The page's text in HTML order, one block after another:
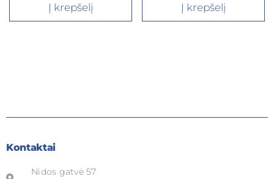
Į krepšelį Į krepšelį
Kontaktai
Nidos gatvė 57